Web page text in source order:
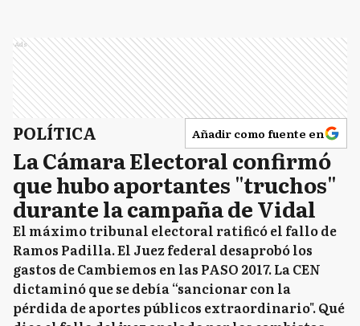
Ads
POLÍTICA Añadir como fuente en
La Cámara Electoral confirmó
que hubo aportantes "truchos"
durante la campaña de Vidal
El máximo tribunal electoral ratificó el fallo de
Ramos Padilla. El Juez federal desaprobó los
gastos de Cambiemos en las PASO 2017. La CEN
dictaminó que se debía “sancionar con la
pérdida de aportes públicos extraordinario". Qué